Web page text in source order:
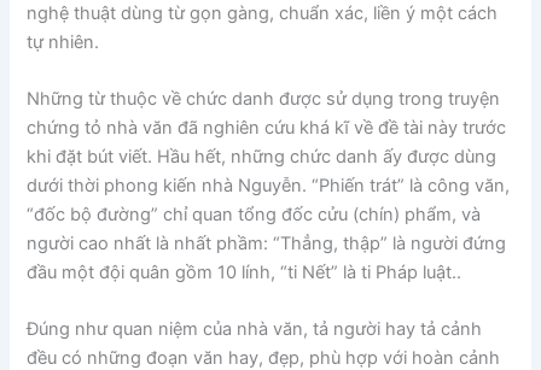
nghệ thuật dùng từ gọn gàng, chuẩn xác, liền ý một cách
tự nhiên.
Những từ thuộc về chức danh được sử dụng trong truyện
chứng tỏ nhà văn đã nghiên cứu khá kĩ về đề tài này trước
khi đặt bút viết. Hầu hết, những chức danh ấy được dùng
dưới thời phong kiến nhà Nguyễn. “Phiến trát” là công văn,
“đốc bộ đường” chỉ quan tổng đốc cửu (chín) phẩm, và
người cao nhất là nhất phầm: “Thẳng, thập” là người đứng
đầu một đội quân gồm 10 lính, “ti Nết” là ti Pháp luật..
Đúng như quan niệm của nhà văn, tả người hay tả cảnh
đều có những đoạn văn hay, đẹp, phù hợp với hoàn cảnh